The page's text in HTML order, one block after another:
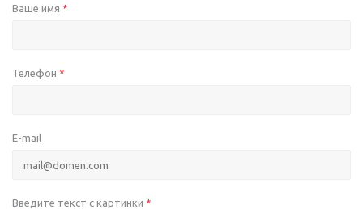
Ваше имя *
Телефон *
E-mail
Введите текст с картинки *